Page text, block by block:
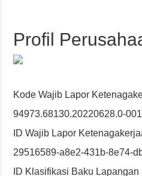
Profil
Kode Wajib Lapor
94973.68130.20220628.0-001
ID Wajib Lapor
29516589-a8e2-431b-8e74-
ID Klasifikasi Baku